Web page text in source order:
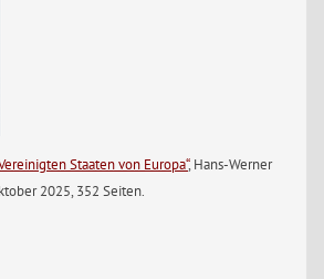
Staaten von Europa“, Hans-Werner
2025, 352 Seiten.